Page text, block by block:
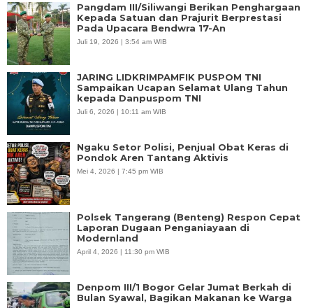
Pangdam III/Siliwangi Berikan Penghargaan
Kepada Satuan dan Prajurit Berprestasi
Pada Upacara Bendwra 17-An
Juli 19, 2026 | 3:54 am WIB
JARING LIDKRIMPAMFIK PUSPOM TNI
Sampaikan Ucapan Selamat Ulang Tahun
kepada Danpuspom TNI
Juli 6, 2026 | 10:11 am WIB
Ngaku Setor Polisi, Penjual Obat Keras di
Pondok Aren Tantang Aktivis
Mei 4, 2026 | 7:45 pm WIB
Polsek Tangerang (Benteng) Respon Cepat
Laporan Dugaan Penganiayaan di
Modernland
April 4, 2026 | 11:30 pm WIB
Denpom III/1 Bogor Gelar Jumat Berkah di
Bulan Syawal, Bagikan Makanan ke Warga